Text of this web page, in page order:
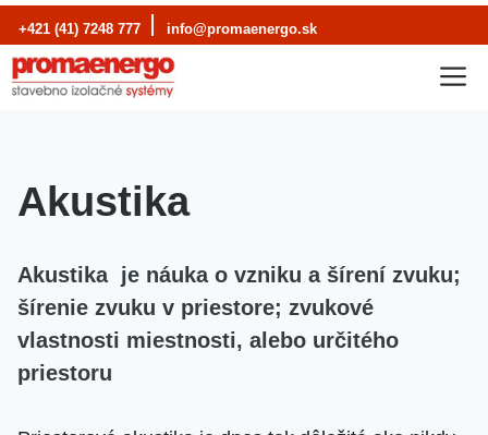
Preskočiť
na
obsah
+421 (41) 7248 777 info@promaenergo.sk
Akustika
Akustika je náuka o vzniku a šírení zvuku;
šírenie zvuku v priestore; zvukové
vlastnosti miestnosti, alebo určitého
priestoru